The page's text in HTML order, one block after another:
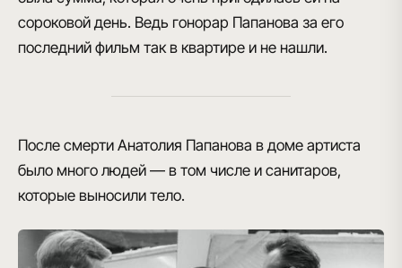
сороковой день. Ведь гонорар Папанова за его
последний фильм так в квартире и не нашли.
После смерти Анатолия Папанова в доме артиста
было много людей — в том числе и санитаров,
которые выносили тело.